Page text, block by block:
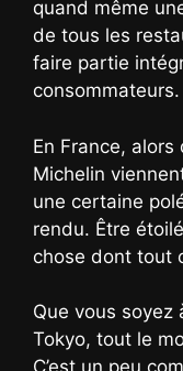
quand même
de tous les
faire partie
consommateurs.
En France,
Michelin
une certaine
rendu. Être
chose dont tout
Que vous soyez
Tokyo, tout le